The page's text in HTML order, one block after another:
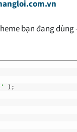
bạn đang
) ;